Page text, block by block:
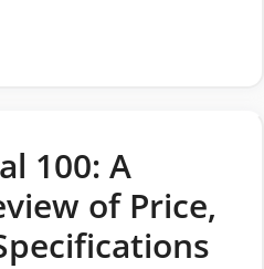
100: A
of Price,